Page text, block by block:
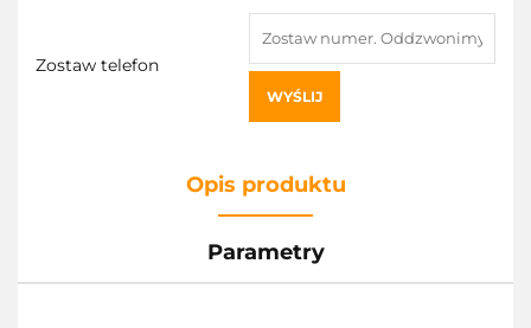
Zostaw telefon
WYŚLIJ
Opis produktu
Parametry